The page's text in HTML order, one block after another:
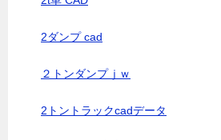
2ダンプ cad
２トンダンプｊｗ
2トントラックcadデータ